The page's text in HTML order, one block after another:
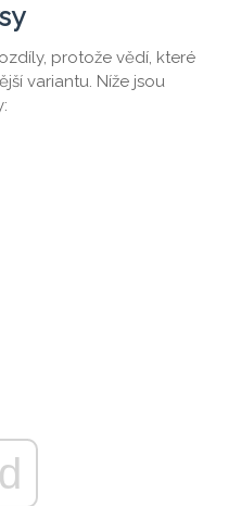
protože vědí, které
variantu. Níže jsou